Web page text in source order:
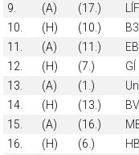
9.
(A) (17.)
10.
(H) (10.)
11.
(A) (11.)
12.
(H) (7.)
13.
(A) (1.)
14.
(H) (13.)
15.
(A) (16.)
16.
(H) (6.)